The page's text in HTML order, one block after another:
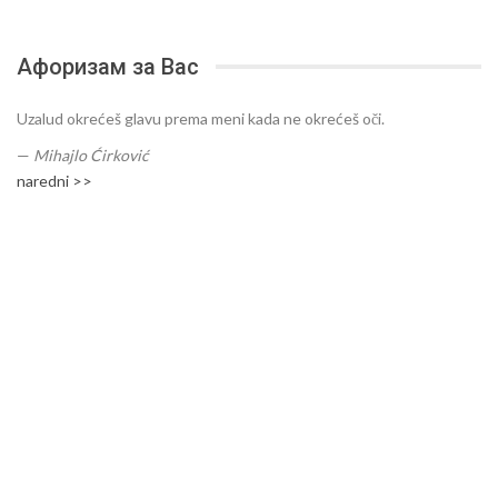
Афоризам за Вас
Uzalud okrećeš glavu prema meni kada ne okrećeš oči.
— Mihajlo Ćirković
naredni >>